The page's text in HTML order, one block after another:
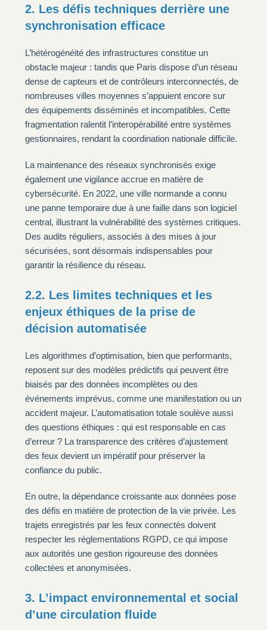
2. Les défis techniques derrière une
synchronisation efficace
L’hétérogénéité des infrastructures constitue un
obstacle majeur : tandis que Paris dispose d’un réseau
dense de capteurs et de contrôleurs interconnectés, de
nombreuses villes moyennes s’appuient encore sur
des équipements disséminés et incompatibles. Cette
fragmentation ralentit l’interopérabilité entre systèmes
gestionnaires, rendant la coordination nationale difficile.
La maintenance des réseaux synchronisés exige
également une vigilance accrue en matière de
cybersécurité. En 2022, une ville normande a connu
une panne temporaire due à une faille dans son logiciel
central, illustrant la vulnérabilité des systèmes critiques.
Des audits réguliers, associés à des mises à jour
sécurisées, sont désormais indispensables pour
garantir la résilience du réseau.
2.2. Les limites techniques et les
enjeux éthiques de la prise de
décision automatisée
Les algorithmes d’optimisation, bien que performants,
reposent sur des modèles prédictifs qui peuvent être
biaisés par des données incomplètes ou des
événements imprévus, comme une manifestation ou un
accident majeur. L’automatisation totale soulève aussi
des questions éthiques : qui est responsable en cas
d’erreur ? La transparence des critères d’ajustement
des feux devient un impératif pour préserver la
confiance du public.
En outre, la dépendance croissante aux données pose
des défis en matière de protection de la vie privée. Les
trajets enregistrés par les feux connectés doivent
respecter les réglementations RGPD, ce qui impose
aux autorités une gestion rigoureuse des données
collectées et anonymisées.
3. L’impact environnemental et social
d’une circulation fluide